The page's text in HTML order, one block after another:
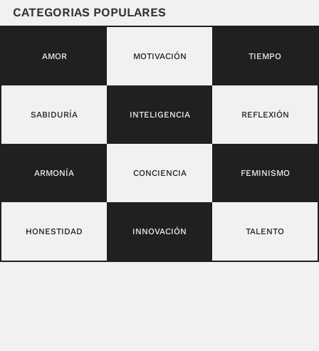
CATEGORIAS POPULARES
AMOR MOTIVACIÓN TIEMPO
SABIDURÍA INTELIGENCIA REFLEXIÓN
ARMONÍA CONCIENCIA FEMINISMO
HONESTIDAD INNOVACIÓN TALENTO